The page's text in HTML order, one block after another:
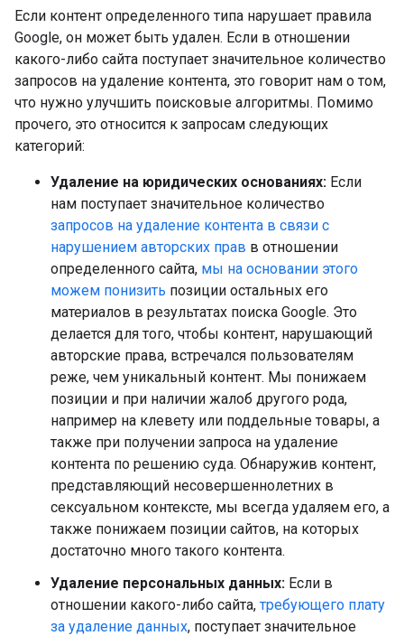
Если контент определенного типа нарушает правила
Google, он может быть удален. Если в отношении
какого-либо сайта поступает значительное количество
запросов на удаление контента, это говорит нам о том,
что нужно улучшить поисковые алгоритмы. Помимо
прочего, это относится к запросам следующих
категорий:
Удаление на юридических основаниях: Если
нам поступает значительное количество
запросов на удаление контента в связи с
нарушением авторских прав в отношении
определенного сайта, мы на основании этого
можем понизить позиции остальных его
материалов в результатах поиска Google. Это
делается для того, чтобы контент, нарушающий
авторские права, встречался пользователям
реже, чем уникальный контент. Мы понижаем
позиции и при наличии жалоб другого рода,
например на клевету или поддельные товары, а
также при получении запроса на удаление
контента по решению суда. Обнаружив контент,
представляющий несовершеннолетних в
сексуальном контексте, мы всегда удаляем его, а
также понижаем позиции сайтов, на которых
достаточно много такого контента.
Удаление персональных данных: Если в
отношении какого-либо сайта, требующего плату
за удаление данных, поступает значительное